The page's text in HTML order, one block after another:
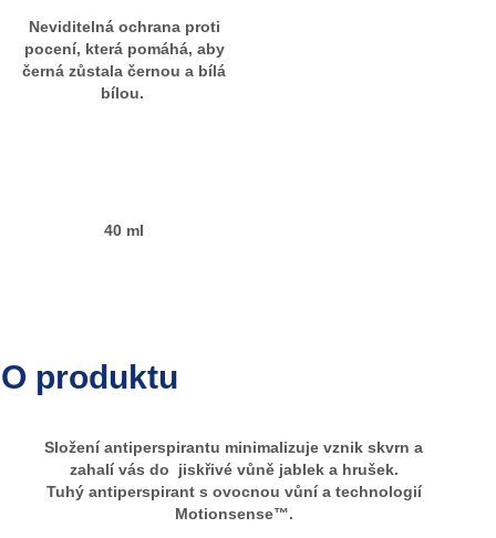
Neviditelná ochrana proti
pocení, která pomáhá, aby
černá zůstala černou a bílá
bílou.
40 ml
O produktu
Složení antiperspirantu minimalizuje vznik skvrn a
zahalí vás do jiskřivé vůně jablek a hrušek.
Tuhý antiperspirant s ovocnou vůní a technologií
Motionsense™.